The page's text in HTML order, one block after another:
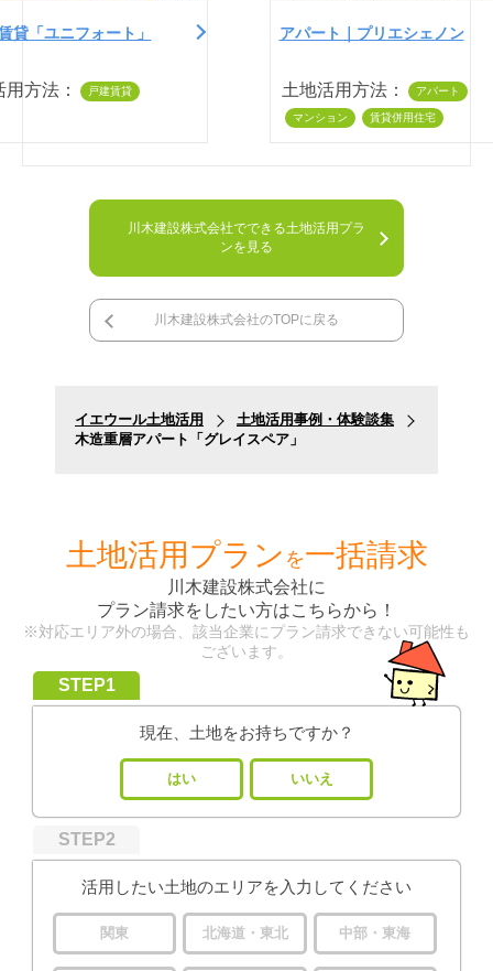
貸「ユニフォート」
方法： 戸建賃貸
アパート｜プリエシェノン
土地活用方法： アパート
マンション 賃貸併用住宅
川木建設株式会社のTOPに戻る
川木建設株式会社でできる土地活用プラ
ンを見る
イエウール土地活用
土地活用事例・体験談集
木造重層アパート「グレイスペア」
土地活用プラン を一括請求
川木建設株式会社に
プラン請求をしたい方はこちらから！
※対応エリア外の場合、該当企業にプラン請求できない可能性も
ございます。
STEP1
現在、土地をお持ちですか？
はい いいえ
STEP2
活用したい土地のエリアを入力してください
関東 北海道・東北 中部・東海